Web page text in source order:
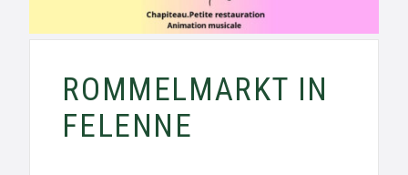
ROMMELMARKT IN
FELENNE